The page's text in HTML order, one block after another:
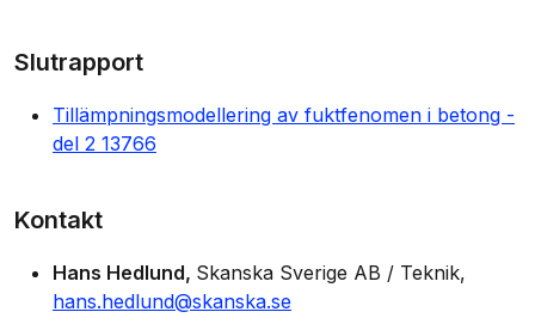
Slutrapport
Tillämpningsmodellering av fuktfenomen i betong -
del 2 13766
Kontakt
Hans Hedlund Skanska Sverige AB / Teknik
hans.hedlund@skanska.se